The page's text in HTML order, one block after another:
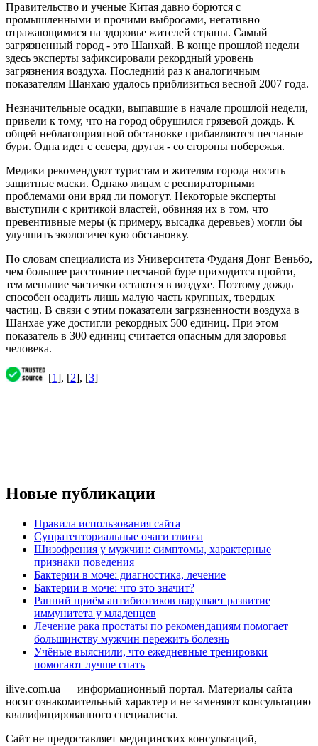
Правительство и ученые Китая давно борются с
промышленными и прочими выбросами, негативно
отражающимися на здоровье жителей страны. Самый
загрязненный город - это Шанхай. В конце прошлой недели
здесь эксперты зафиксировали рекордный уровень
загрязнения воздуха. Последний раз к аналогичным
показателям Шанхаю удалось приблизиться весной 2007 года.
Незначительные осадки, выпавшие в начале прошлой недели,
привели к тому, что на город обрушился грязевой дождь. К
общей неблагоприятной обстановке прибавляются песчаные
бури. Одна идет с севера, другая - со стороны побережья.
Медики рекомендуют туристам и жителям города носить
защитные маски. Однако лицам с респираторными
проблемами они вряд ли помогут. Некоторые эксперты
выступили с критикой властей, обвиняя их в том, что
превентивные меры (к примеру, высадка деревьев) могли бы
улучшить экологическую обстановку.
По словам специалиста из Университета Фуданя Донг Веньбо,
чем большее расстояние песчаной буре приходится пройти,
тем меньшие частички остаются в воздухе. Поэтому дождь
способен осадить лишь малую часть крупных, твердых
частиц. В связи с этим показатели загрязненности воздуха в
Шанхае уже достигли рекордных 500 единиц. При этом
показатель в 300 единиц считается опасным для здоровья
человека.
[1], [2], [3]
Новые публикации
Правила использования сайта
Супратенториальные очаги глиоза
Шизофрения у мужчин: симптомы, характерные
признаки поведения
Бактерии в моче: диагностика, лечение
Бактерии в моче: что это значит?
Ранний приём антибиотиков нарушает развитие
иммунитета у младенцев
Лечение рака простаты по рекомендациям помогает
большинству мужчин пережить болезнь
Учёные выяснили, что ежедневные тренировки
помогают лучше спать
ilive.com.ua — информационный портал. Материалы сайта
носят ознакомительный характер и не заменяют консультацию
квалифицированного специалиста.
Сайт не предоставляет медицинских консультаций,